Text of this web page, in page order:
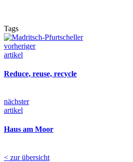
Tags
vorheriger
artikel
Reduce, reuse, recycle
nächster
artikel
Haus am Moor
< zur übersicht